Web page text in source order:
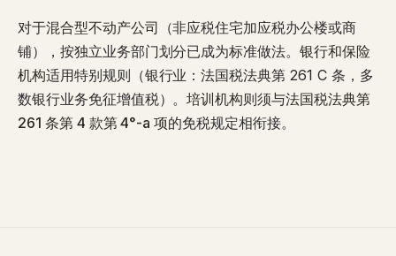
对于混合型不动产公司 （非应税住宅加应税办公楼或商
铺），按独立业务部门划分已成为标准做法。银行和保险
机构适用特别规则（银行业：法国税法典第 261 C 条，多
数银行业务免征增值税）。培训机构则须与法国税法典第
261 条第 4 款第 4°-a 项的免税规定相衔接。